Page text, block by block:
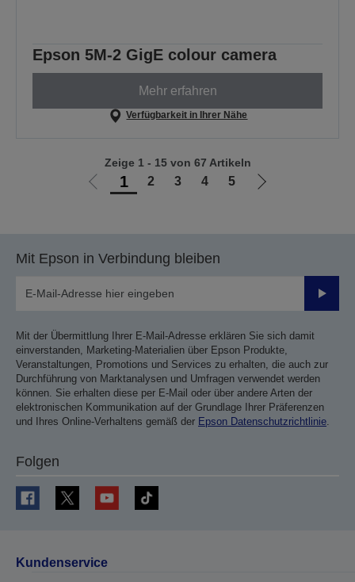
Epson 5M-2 GigE colour camera
Mehr erfahren
Verfügbarkeit in Ihrer Nähe
Zur
1 2 3 4 5
Zur
Zeige 1 - 15 von 67 Artikeln
Mit Epson in Verbindung bleiben
Mit der Übermittlung Ihrer E-Mail-Adresse erklären Sie sich damit
einverstanden, Marketing-Materialien über Epson Produkte,
Veranstaltungen, Promotions und Services zu erhalten, die auch zur
Durchführung von Marktanalysen und Umfragen verwendet werden
können. Sie erhalten diese per E-Mail oder über andere Arten der
elektronischen Kommunikation auf der Grundlage Ihrer Präferenzen
und Ihres Online-Verhaltens gemäß der Epson Datenschutzrichtlinie.
Folgen
Kundenservice